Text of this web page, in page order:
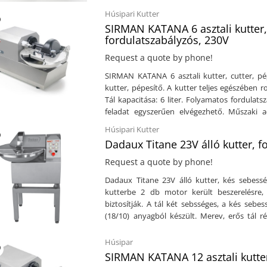
fokozatmentes fordulatszám-szabályozás
optimális beállítás választható. A kivehető
reteszelhető fedél jelentősen megkönnyíti
Kepital burkolattal készül, amely hosszú
pengés késtartóval rendelkezik
speciális kések is választhatók különböző
védelmet nyújt a folyadékok bejutása
biztonságos működést garantálnak akár
zöldségek aprítására, de sokféle egyéb
Teljesen rozsdamentes kivitel (AISI
védelemmel3 pengés kivitelEgy
literTeljesítmény: 2.387 WÁramforrás:
Húsipari Kutter
SIRMAN KATANA 6 asztali
fordulatszabályzós, 230V
Request a quote by phone!
SIRMAN KATANA 6 asztali kutter, cutter,
kutter, pépesítő. A kutter teljes egészében
Tál kapacitása: 6 liter. Folyamatos
feladat egyszerűen elvégezhető. Műszaki
fordulat/percFolyamatos
230V / 1 fázisMéret: 832 x 516 x 407/695 mm
Húsipari Kutter
Dadaux Titane 23V álló kutter,
Request a quote by phone!
Dadaux Titane 23V álló kutter, kés
kutterbe 2 db motor került
biztosítják. A tál két sebsséges, a kés
(18/10) anyagból készült. Merev, erős tál
dbKés sebessége szabályozható: 1.000 -
száma: 6 dbMotorok szám 2 db ( 1 db tál
)Áramforrás: 400V ( 50 Hz )Méret: 787 x 815 x
Húsipar
SIRMAN KATANA 12 asztali